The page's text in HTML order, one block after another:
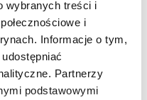
wybranych treści i
i
Informacje o tym,
Partnerzy
podstawowymi